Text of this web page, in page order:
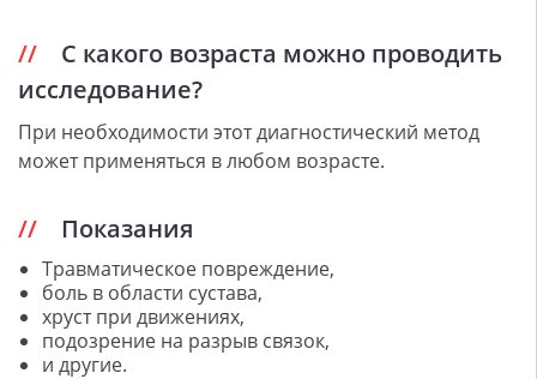
С какого возраста можно проводить
исследование?
При необходимости этот диагностический метод
может применяться в любом возрасте.
Показания
Травматическое повреждение,
боль в области сустава,
хруст при движениях,
подозрение на разрыв связок,
и другие.